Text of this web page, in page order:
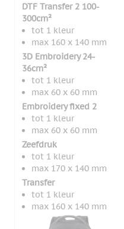
DTF Transfer 2 100-
300cm²
tot 1 kleur
max 160 x 140 mm
3D Embroidery 24-
36cm²
tot 1 kleur
max 60 x 60 mm
Embroidery fixed 2
tot 1 kleur
max 60 x 60 mm
Zeefdruk
tot 1 kleur
max 170 x 140 mm
Transfer
tot 1 kleur
max 160 x 140 mm